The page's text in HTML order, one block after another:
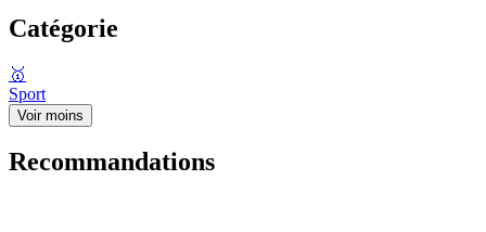
Catégorie
🥇
Sport
Voir moins
Recommandations